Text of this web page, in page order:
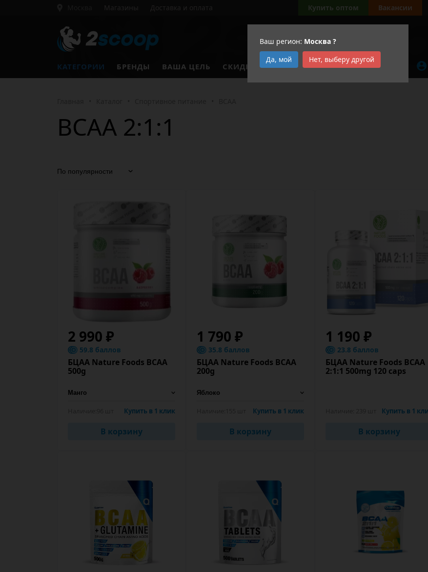
Ваш регион: Москва ?
Да, мой
Нет, выберу другой
Магазины Доставка и оплата Купить оптом Вакансии
КАТЕГОРИИ БРЕНДЫ ВАША ЦЕЛЬ СКИДКИ АКЦИИ
BCAA 2:1:1
2 990 ₽
59.8 баллов
БЦАА Nature Foods BCAA
500g
Купить в 1 клик
В корзину
1 790 ₽
35.8 баллов
БЦАА Nature Foods BCAA
200g
Купить в 1 клик
В корзину
1 190 ₽
23.8 баллов
БЦАА Nature Foods BCAA
2:1:1 500mg 120 caps
Купить в 1
В корзину